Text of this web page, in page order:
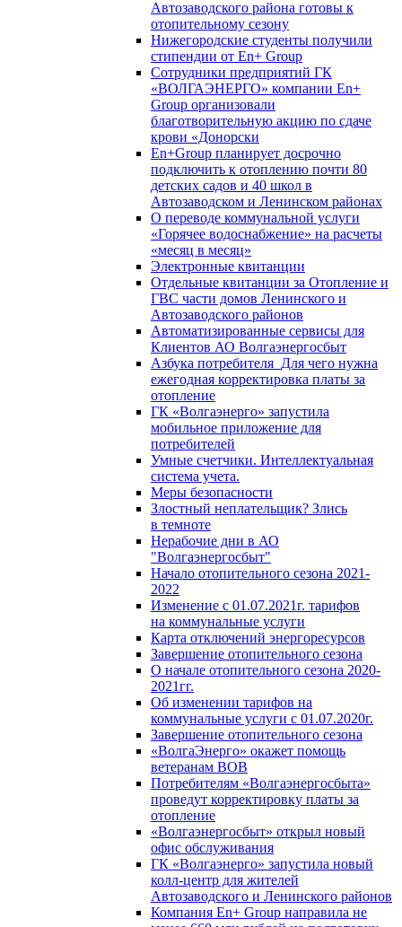
Автозаводского района готовы к
отопительному сезону
Нижегородские студенты получили
стипендии от En+ Group
Сотрудники предприятий ГК
«ВОЛГАЭНЕРГО» компании En+
Group организовали
благотворительную акцию по сдаче
крови «Донорски
En+Group планирует досрочно
подключить к отоплению почти 80
детских садов и 40 школ в
Автозаводском и Ленинском районах
О переводе коммунальной услуги
«Горячее водоснабжение» на расчеты
«месяц в месяц»
Электронные квитанции
Отдельные квитанции за Отопление и
ГВС части домов Ленинского и
Автозаводского районов
Автоматизированные сервисы для
Клиентов АО Волгаэнергосбыт
Азбука потребителя_Для чего нужна
ежегодная корректировка платы за
отопление
ГК «Волгаэнерго» запустила
мобильное приложение для
потребителей
Умные счетчики. Интеллектуальная
система учета.
Меры безопасности
Злостный неплательщик? Злись
в темноте
Нерабочие дни в АО
"Волгаэнергосбыт"
Начало отопительного сезона 2021-
2022
Изменение с 01.07.2021г. тарифов
на коммунальные услуги
Карта отключений энергоресурсов
Завершение отопительного сезона
О начале отопительного сезона 2020-
2021гг.
Об изменении тарифов на
коммунальные услуги с 01.07.2020г.
Завершение отопительного сезона
«ВолгаЭнерго» окажет помощь
ветеранам ВОВ
Потребителям «Волгаэнергосбыта»
проведут корректировку платы за
отопление
«Волгаэнергосбыт» открыл новый
офис обслуживания
ГК «Волгаэнерго» запустила новый
колл-центр для жителей
Автозаводского и Ленинского районов
Компания En+ Group направила не